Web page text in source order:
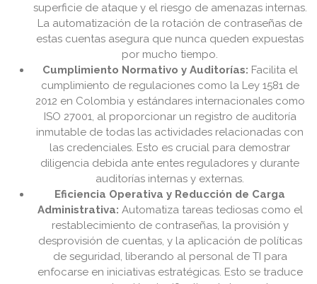
superficie de ataque y el riesgo de amenazas internas.
La automatización de la rotación de contraseñas de
estas cuentas asegura que nunca queden expuestas
por mucho tiempo.
Cumplimiento Normativo y Auditorías: Facilita el
cumplimiento de regulaciones como la Ley 1581 de
2012 en Colombia y estándares internacionales como
ISO 27001, al proporcionar un registro de auditoría
inmutable de todas las actividades relacionadas con
las credenciales. Esto es crucial para demostrar
diligencia debida ante entes reguladores y durante
auditorías internas y externas.
Eficiencia Operativa y Reducción de Carga
Administrativa: Automatiza tareas tediosas como el
restablecimiento de contraseñas, la provisión y
desprovisión de cuentas, y la aplicación de políticas
de seguridad, liberando al personal de TI para
enfocarse en iniciativas estratégicas. Esto se traduce